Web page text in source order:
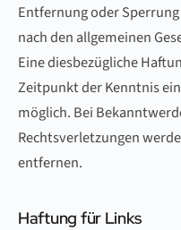
Entfernung oder
nach den allgemeinen
Eine diesbezügliche
Zeitpunkt der Kenntnis
möglich. Bei
Rechtsverletzungen
entfernen.
Haftung für Links